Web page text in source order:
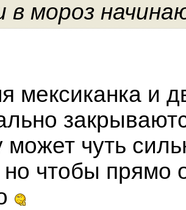
в мороз
мексиканка и
может чуть
чтобы прямо